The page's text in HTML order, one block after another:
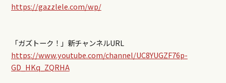
https://gazzlele.com/wp/
「ガズトーク！」新チャンネルURL
https://www.youtube.com/channel/UC8YUGZF76p-
GD_HKq_ZQRHA